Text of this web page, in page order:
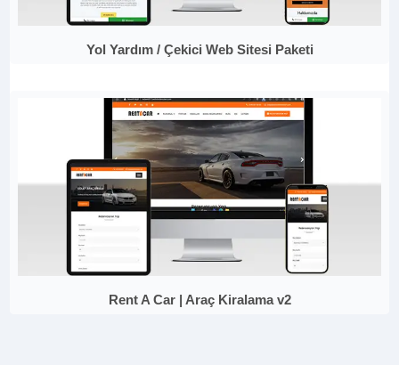
Yol Yardım / Çekici Web Sitesi Paketi
Rent A Car | Araç Kiralama v2